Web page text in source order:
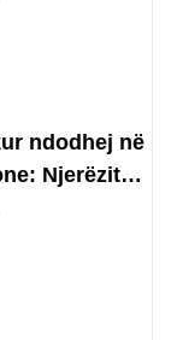
ndodhej në
Njerëzit